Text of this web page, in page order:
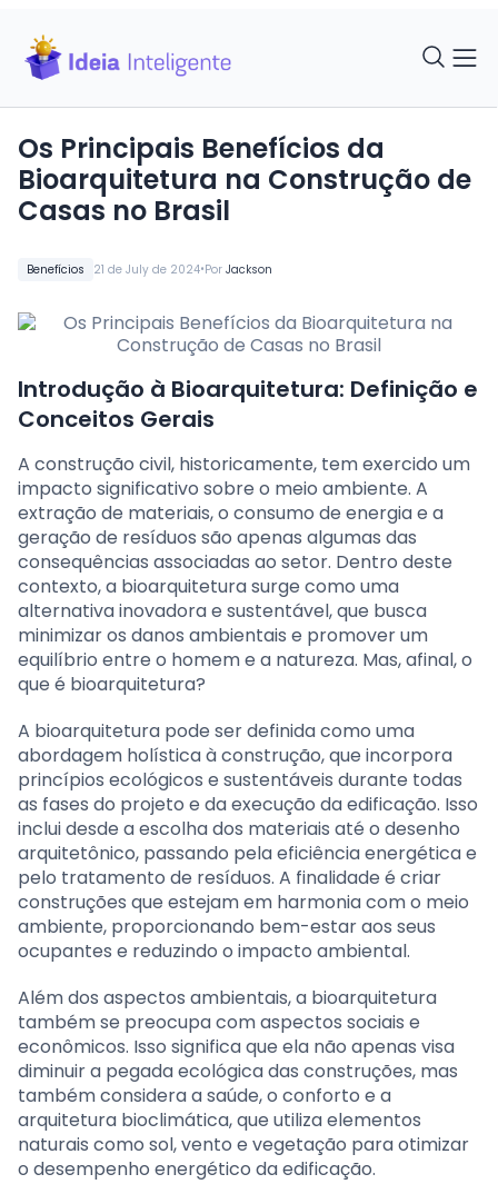
Benefícios 21 de July de 2024•Por Jackson
Os Principais Benefícios da
Bioarquitetura na Construção de
Casas no Brasil
Introdução à Bioarquitetura: Definição e
Conceitos Gerais
A construção civil, historicamente, tem exercido um
impacto significativo sobre o meio ambiente. A
extração de materiais, o consumo de energia e a
geração de resíduos são apenas algumas das
consequências associadas ao setor. Dentro deste
contexto, a bioarquitetura surge como uma
alternativa inovadora e sustentável, que busca
minimizar os danos ambientais e promover um
equilíbrio entre o homem e a natureza. Mas, afinal, o
que é bioarquitetura?
A bioarquitetura pode ser definida como uma
abordagem holística à construção, que incorpora
princípios ecológicos e sustentáveis durante todas
as fases do projeto e da execução da edificação. Isso
inclui desde a escolha dos materiais até o desenho
arquitetônico, passando pela eficiência energética e
pelo tratamento de resíduos. A finalidade é criar
construções que estejam em harmonia com o meio
ambiente, proporcionando bem-estar aos seus
ocupantes e reduzindo o impacto ambiental.
Além dos aspectos ambientais, a bioarquitetura
também se preocupa com aspectos sociais e
econômicos. Isso significa que ela não apenas visa
diminuir a pegada ecológica das construções, mas
também considera a saúde, o conforto e a
arquitetura bioclimática, que utiliza elementos
naturais como sol, vento e vegetação para otimizar
o desempenho energético da edificação.